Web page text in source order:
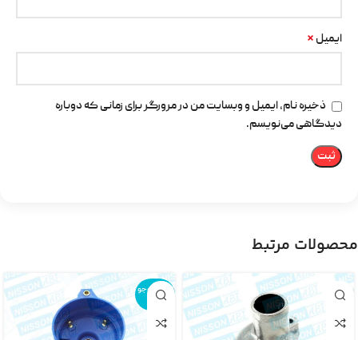
ایمیل *
ذخیره نام، ایمیل و وبسایت من در مرورگر برای زمانی که دوباره
دیدگاهی می‌نویسم.
محصولات مرتبط
اتمام موجو
دی